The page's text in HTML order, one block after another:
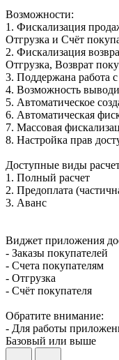
Возможности:
1. Фискализация
Отгрузка и Счёт
2. Фискализация
Отгрузка, Возврат
3. Поддержана работа
4. Возможность
5. Автоматическое
6. Автоматическая
7. Массовая
8. Настройка прав
Доступные виды
1. Полный расчет
2. Предоплата
3. Аванс
Виджет приложения
- Заказы покупателей
- Счета покупателям
- Отгрузка
- Счёт покупателя
Обратите внимание:
- Для работы
Базовый или выше